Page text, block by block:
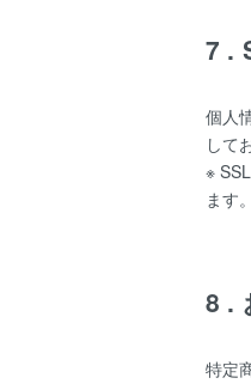
個人
して
※
ます。
8.
特定